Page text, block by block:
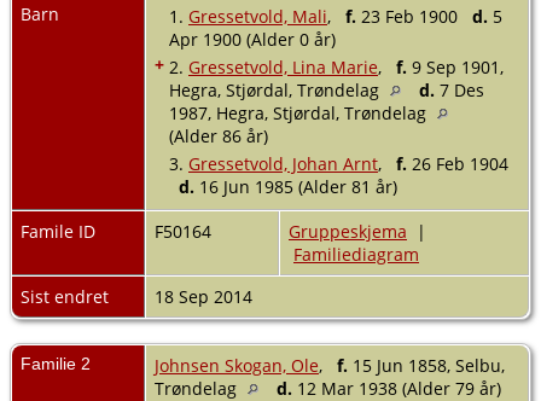
Barn
1. Gressetvold, Mali, f. 23 Feb 1900 d. 5
Apr 1900 (Alder 0 år)
+ 2. Gressetvold, Lina Marie, f. 9 Sep 1901,
Hegra, Stjørdal, Trøndelag
d. 7 Des
1987, Hegra, Stjørdal, Trøndelag
(Alder 86 år)
3. Gressetvold, Johan Arnt, f. 26 Feb 1904
d. 16 Jun 1985 (Alder 81 år)
Famile ID
F50164 Gruppeskjema |
Familiediagram
Sist endret
18 Sep 2014
Familie 2 Johnsen Skogan, Ole, f. 15 Jun 1858, Selbu,
Trøndelag
d. 12 Mar 1938 (Alder 79 år)